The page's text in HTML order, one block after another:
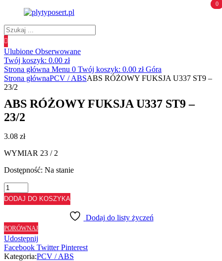
Wyszukiwanie
produktów
0
Ulubione Obserwowane
0
Twój koszyk: 0.00 zł
Strona główna Menu 0 Twój koszyk: 0.00 zł Góra
Strona głównaPCV / ABSABS RÓŻOWY FUKSJA U337 ST9 –
23/2
ABS RÓŻOWY FUKSJA U337 ST9 –
23/2
3.08 zł
WYMIAR 23 / 2
Dostępność: Na stanie
ilość
ABS
RÓŻOWY
U337
ST9
-
23/2
DODAJ DO KOSZYKA
Dodaj do listy życzeń
PORÓWNAJ
Udostępnij
Facebook Twitter Pinterest
Kategoria:PCV / ABS